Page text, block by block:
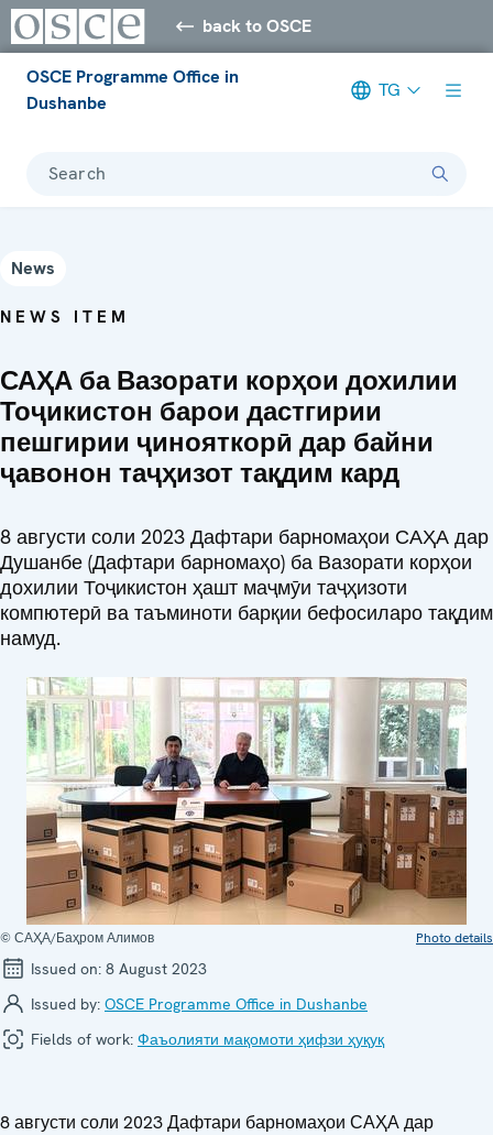
back to OSCE
OSCE Programme Office in
Dushanbe
TG
Search
News
NEWS ITEM
САҲА ба Вазорати корҳои дохилии
Тоҷикистон барои дастгирии
пешгирии ҷинояткорӣ дар байни
ҷавонон таҷҳизот тақдим кард
8 августи соли 2023 Дафтари барномаҳои САҲА дар
Душанбе (Дафтари барномаҳо) ба Вазорати корҳои
дохилии Тоҷикистон ҳашт маҷмӯи таҷҳизоти
компютерӣ ва таъминоти барқии бефосиларо тақдим
намуд.
© САҲА/Баҳром Алимов Photo details
Issued on: 8 August 2023
Issued by: OSCE Programme Office in Dushanbe
Fields of work: Фаъолияти мақомоти ҳифзи ҳуқуқ
8 августи соли 2023 Дафтари барномаҳои САҲА дар